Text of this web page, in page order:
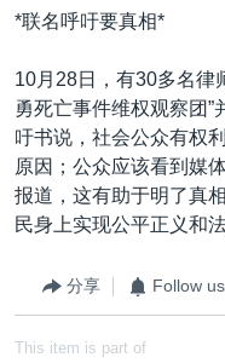
*联名呼吁要真相*
10月28日，有30多名律
勇死亡事件维权观察团
吁书说，社会公众有权
原因；公众应该看到媒
报道，这有助于明了真
民身上实现公平正义和
分享 Follow us
This item is part of